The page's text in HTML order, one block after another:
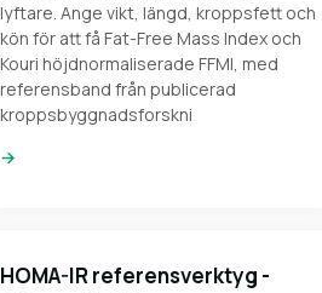
lyftare. Ange vikt, längd, kroppsfett och
kön för att få Fat-Free Mass Index och
Kouri höjdnormaliserade FFMI, med
referensband från publicerad
kroppsbyggnadsforskni
→
HOMA-IR referensverktyg -